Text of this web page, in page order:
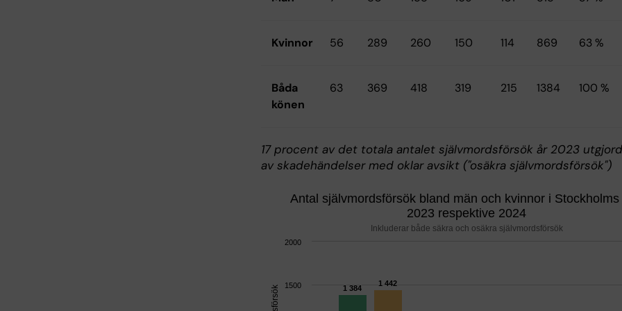
Kvinnor 56 289 260 150 114 869 63 %
Båda
könen
63 369 418 319 215 1384 100 %
17 procent av det totala antalet självmordsförsök år 2023
av skadehändelser med oklar avsikt ("osäkra självmordsförsök")
Antal självmordsförsök bland
The chart has 1 X axis displaying categories.
The chart has 1 Y axis displaying Antal självmordsförsök. Range: 0 to
Antal självmordsförsök bland män och kvinnor i Stockholms
2023 respektive 2024
Inkluderar både säkra och osäkra självmordsförsök
1 384
1 384
1 442
1 442
1500
2000